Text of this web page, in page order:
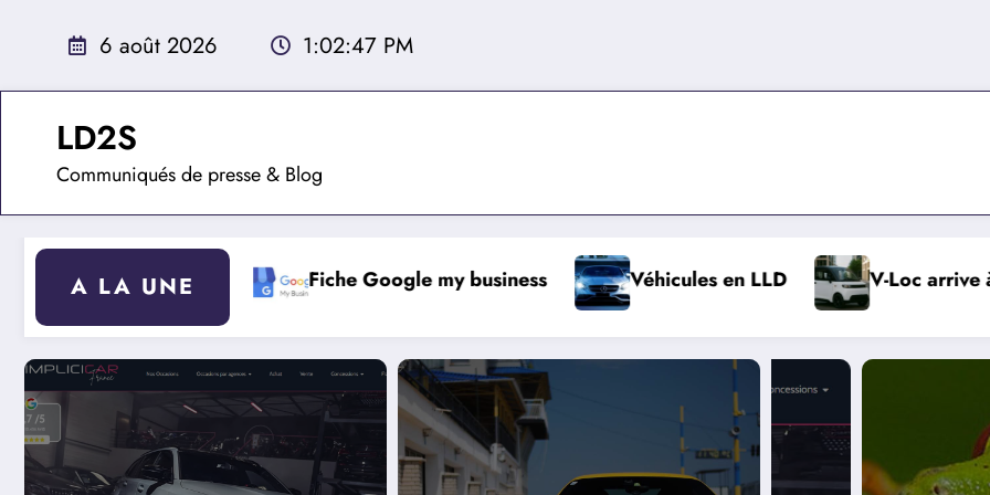
6 août 2026 1:02:48 PM
LD2S
Communiqués de presse & Blog
A LA UNE
animaux Fiche Google my business Véhicules en LLD V-Loc arrive à Strasbourg